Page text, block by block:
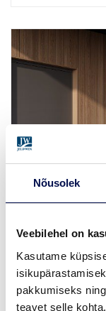
Nõusolek
Veebilehel on
Kasutame
pakkumiseks
teavet selle